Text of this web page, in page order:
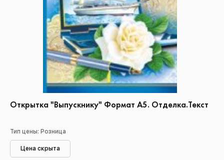
Открытка "Выпускнику" Формат А5. Отделка.Текст
Тип цены: Розница
Цена скрыта